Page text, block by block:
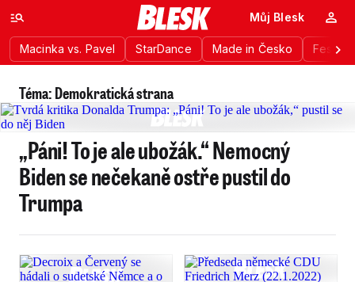
Macinka vs. Pavel StarDance Made in Česko
Můj Blesk
Téma: Demokratická strana
„Páni! To je ale ubožák.“ Nemocný
Biden se nečekaně ostře pustil do
Trumpa